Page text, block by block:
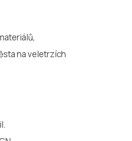
na veletrzích